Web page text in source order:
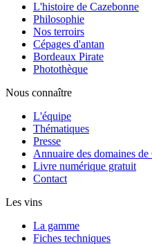
L'histoire de Cazebonne
Philosophie
Nos terroirs
Cépages d'antan
Bordeaux Pirate
Photothèque
Nous connaître
L'équipe
Thématiques
Presse
Annuaire des domaines
Livre numérique gratuit
Contact
Les vins
La gamme
Fiches techniques